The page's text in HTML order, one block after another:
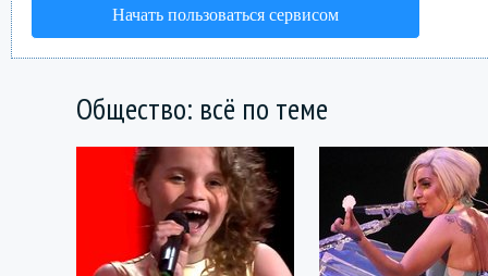
Начать пользоваться сервисом
Общество: всё по теме